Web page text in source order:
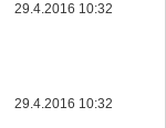
29.4.2016 10:32
29.4.2016 10:32